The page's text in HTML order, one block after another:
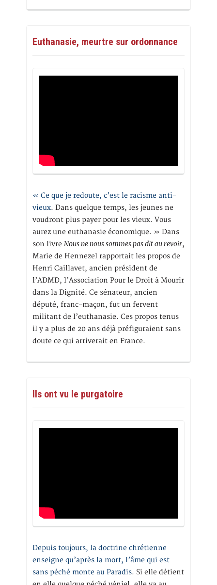
Euthanasie, meurtre sur ordonnance
« Ce que je redoute, c’est le racisme anti-
vieux. Dans quelque temps, les jeunes ne
voudront plus payer pour les vieux. Vous
aurez une euthanasie économique. » Dans
son livre Nous ne nous sommes pas dit au revoir,
Marie de Hennezel rapportait les propos de
Henri Caillavet, ancien président de
l’ADMD, l’Association Pour le Droit à Mourir
dans la Dignité. Ce sénateur, ancien
député, franc-maçon, fut un fervent
militant de l’euthanasie. Ces propos tenus
il y a plus de 20 ans déjà préfiguraient sans
doute ce qui arriverait en France.
Ils ont vu le purgatoire
Depuis toujours, la doctrine chrétienne
enseigne qu’après la mort, l’âme qui est
sans péché monte au Paradis. Si elle détient